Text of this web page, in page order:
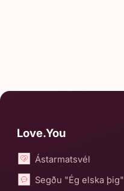
Love.You
Ástarmatsvél
Segðu "Ég elska þig"